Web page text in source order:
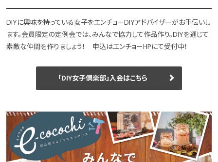
DIYに興味を持っている女子をエンチョーDIYアドバイザーがお手伝いし
ます。会員限定の定例会では、みんなで協力して作品作り。DIYを通じて
素敵な仲間を作りましょう！ 申込はエンチョーHPにて受付中！
「DIY女子倶楽部」入会はこちら